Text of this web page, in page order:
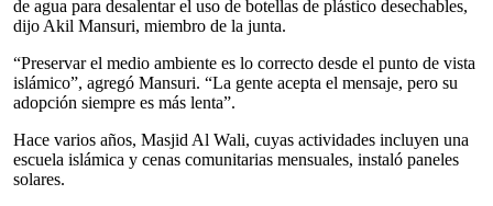
de agua para desalentar el uso de botellas de plástico desechables,
dijo Akil Mansuri, miembro de la junta.
“Preservar el medio ambiente es lo correcto desde el punto de vista
islámico”, agregó Mansuri. “La gente acepta el mensaje, pero su
adopción siempre es más lenta”.
Hace varios años, Masjid Al Wali, cuyas actividades incluyen una
escuela islámica y cenas comunitarias mensuales, instaló paneles
solares.